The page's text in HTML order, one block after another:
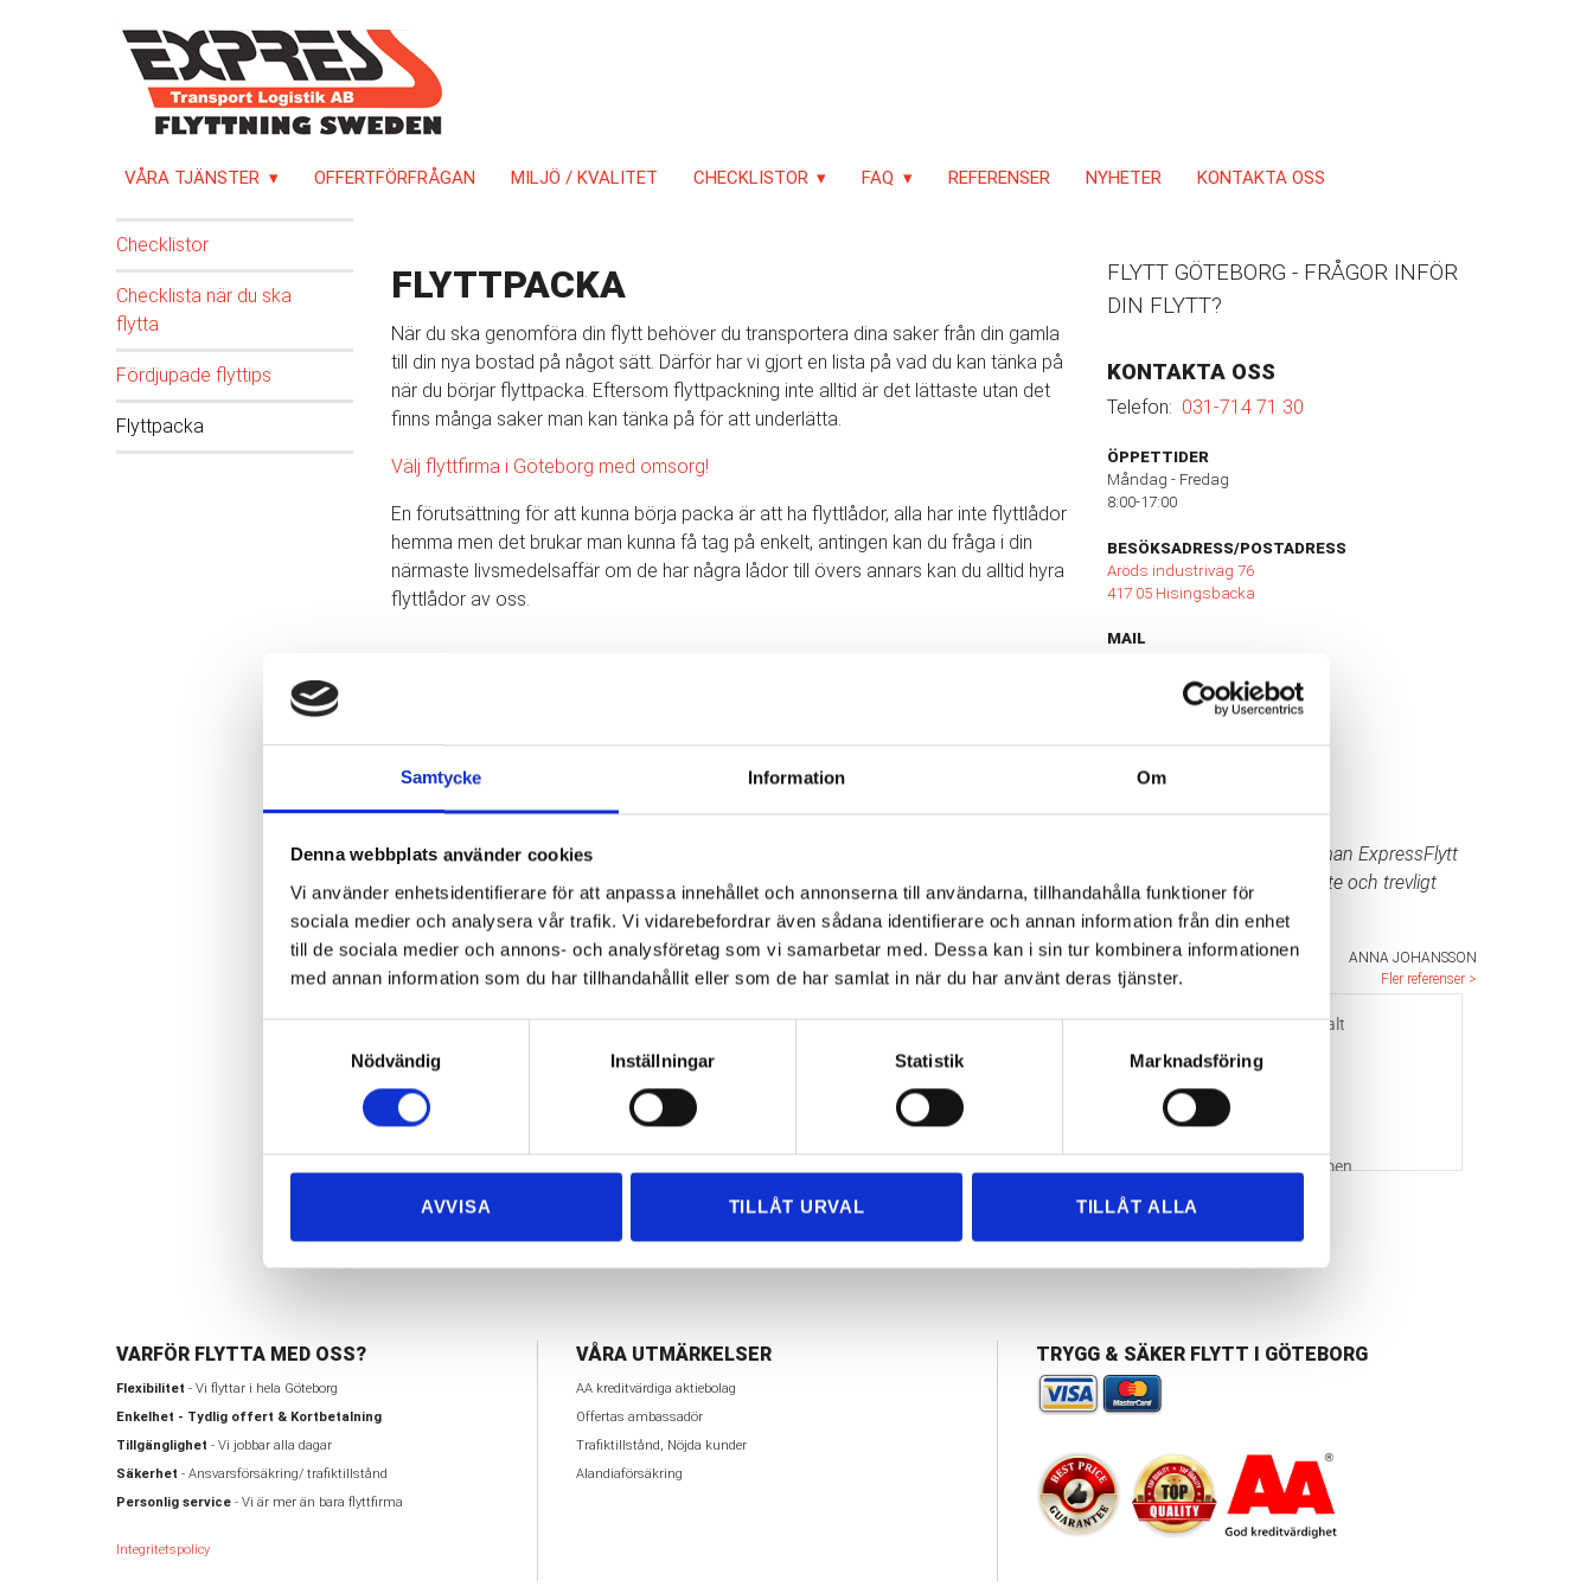
Samtycke Information Om
Denna webbplats använder cookies
Vi använder enhetsidentifierare för att anpassa innehållet och annonserna till användarna, tillhandahålla funktioner för
sociala medier och analysera vår trafik. Vi vidarebefordrar även sådana identifierare och annan information från din enhet
till de sociala medier och annons- och analysföretag som vi samarbetar med. Dessa kan i sin tur kombinera informationen
med annan information som du har tillhandahållit eller som de har samlat in när du har använt deras tjänster.
Nödvändig
Inställningar Statistik Marknadsföring
AVVISA TILLÅT URVAL TILLÅT ALLA
VÅRA TJÄNSTER OFFERTFÖRFRÅGAN MILJÖ / KVALITET CHECKLISTOR FAQ REFERENSER NYHETER KONTAKTA OSS
Checklistor
Checklista när du ska
flytta
Fördjupade flyttips
Flyttpacka
FLYTT GÖTEBORG - FRÅGOR INFÖR
DIN FLYTT?
KONTAKTA OSS
Telefon: 031-714 71 30
ÖPPETTIDER
Måndag - Fredag
8:00-17:00
BESÖKSADRESS/POSTADRESS
Aröds industriväg 76
417 05 Hisingsbacka
MAIL
BESÖK OSS
"Stort tack till alla på flyttfirman ExpressFlytt
Göteborg för väl utfört arbete och trevligt
bemötande"
ANNA JOHANSSON
Fler referenser >
FLYTTPACKA
När du ska genomföra din flytt behöver du transportera dina saker från din gamla
till din nya bostad på något sätt. Därför har vi gjort en lista på vad du kan tänka på
när du börjar flyttpacka. Eftersom flyttpackning inte alltid är det lättaste utan det
finns många saker man kan tänka på för att underlätta.
Välj flyttfirma i Göteborg med omsorg!
En förutsättning för att kunna börja packa är att ha flyttlådor, alla har inte flyttlådor
hemma men det brukar man kunna få tag på enkelt, antingen kan du fråga i din
närmaste livsmedelsaffär om de har några lådor till övers annars kan du alltid hyra
flyttlådor av oss.
lättare veta vad det är i flyttlådan.
Packa köksporslin med silkespapper mellan. Det går bra med tidningspapper
också.
eller kuddar.
Rulla ihop alla mattor och knyt ihop dem.
Alla elkablar till TV, video, stereo ska kopplas ur och packas in.
Ta ner alla lösa hylldelar och tejpa ihop.
Speglar, tavlor, kristallkronor ska emballeras väl i lådor eller med wellpapp /
Allt som får plats i flyttlådor bör packas ner i flyttkartonger.
Montera ner storgarderober och benen på köksbord/matbord.
av möbler, installation av teknikutrustning o.s.v. allt för att din flytt ska vara så
VARFÖR FLYTTA MED OSS?
Flexibilitet - Vi flyttar i hela Göteborg
Enkelhet - Tydlig offert & Kortbetalning
Tillgänglighet - Vi jobbar alla dagar
Säkerhet - Ansvarsförsäkring/ trafiktillstånd
Personlig service- Vi är mer än bara flyttfirma
Integritetspolicy
VÅRA UTMÄRKELSER
AA kreditvärdiga aktiebolag
Offertas ambassadör
Trafiktillstånd, Nöjda kunder
Alandiaförsäkring
TRYGG & SÄKER FLYTT I GÖTEBORG